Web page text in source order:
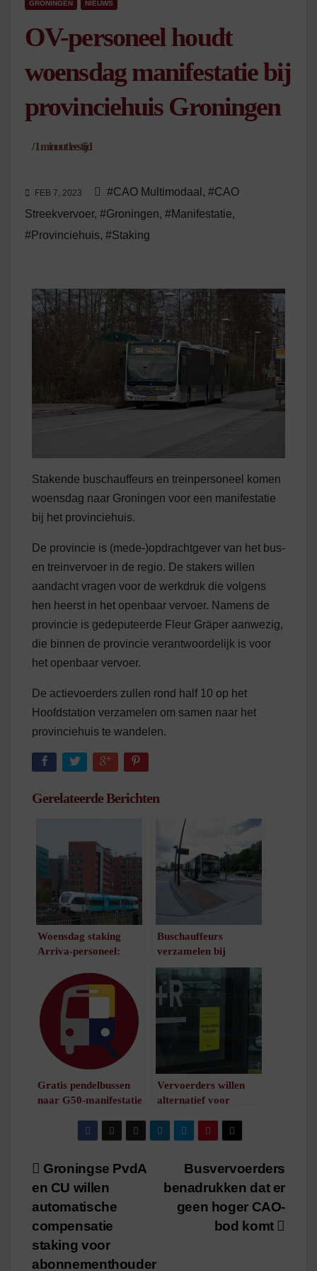
GRONINGEN NIEUWS
OV-personeel houdt
woensdag manifestatie bij
provinciehuis Groningen
/1 minuut leestijd
FEB 7, 2023 #CAO Multimodaal , #CAO
Streekvervoer, #Groningen, #Manifestatie,
#Provinciehuis, #Staking
Stakende buschauffeurs en treinpersoneel komen
woensdag naar Groningen voor een manifestatie
bij het provinciehuis.
De provincie is (mede-)opdrachtgever van het bus-
en treinvervoer in de regio. De stakers willen
aandacht vragen voor de werkdruk die volgens
hen heerst in het openbaar vervoer. Namens de
provincie is gedeputeerde Fleur Gräper aanwezig,
die binnen de provincie verantwoordelijk is voor
het openbaar vervoer.
De actievoerders zullen rond half 10 op het
Hoofdstation verzamelen om samen naar het
provinciehuis te wandelen.
Gerelateerde Berichten
Woensdag staking
Arriva-personeel:
treinen
/
minuut leestijd
Buschauffeurs
verzamelen bij
provinciehuis in Assen
/ 1minuut leestijd
Gratis pendelbussen
naar G50-manifestatie
Vervoerders willen
alternatief voor
personeel
/ 1minuut leestijd
Bericht
navigatie
Busvervoerders
benadrukken dat er
geen hoger CAO-
bod komt
Groningse PvdA
en CU willen
automatische
compensatie
staking voor
abonnementhouder